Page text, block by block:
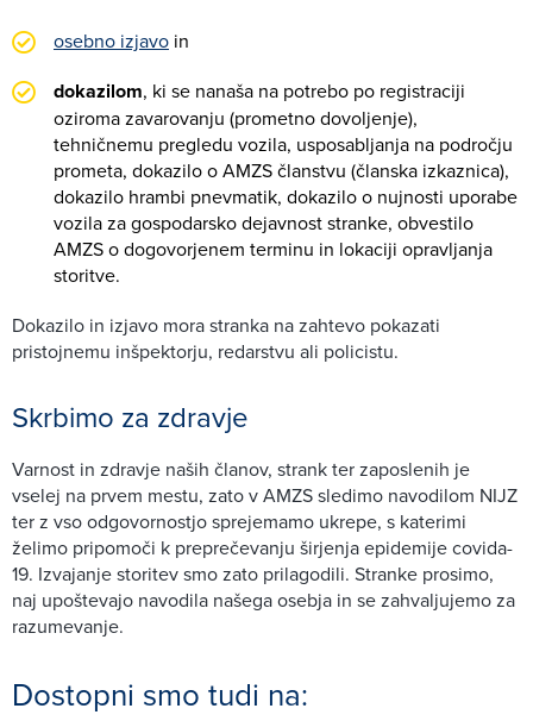
osebno izjavo in
dokazilom, ki se nanaša na potrebo po registraciji
oziroma zavarovanju (prometno dovoljenje),
tehničnemu pregledu vozila, usposabljanja na področju
prometa, dokazilo o AMZS članstvu (članska izkaznica),
dokazilo hrambi pnevmatik, dokazilo o nujnosti uporabe
vozila za gospodarsko dejavnost stranke, obvestilo
AMZS o dogovorjenem terminu in lokaciji opravljanja
storitve.
Dokazilo in izjavo mora stranka na zahtevo pokazati
pristojnemu inšpektorju, redarstvu ali policistu.
Skrbimo za zdravje
Varnost in zdravje naših članov, strank ter zaposlenih je
vselej na prvem mestu, zato v AMZS sledimo navodilom NIJZ
ter z vso odgovornostjo sprejemamo ukrepe, s katerimi
želimo pripomoči k preprečevanju širjenja epidemije covida-
19. Izvajanje storitev smo zato prilagodili. Stranke prosimo,
naj upoštevajo navodila našega osebja in se zahvaljujemo za
razumevanje.
Dostopni smo tudi na: